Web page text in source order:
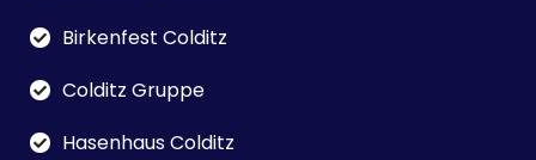
Birkenfest Colditz
Colditz Gruppe
Hasenhaus Colditz